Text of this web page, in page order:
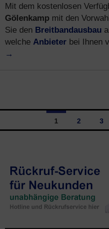
Mit dem kostenlosen
Gölenkamp mit den
Sie den Breitbandausbau
welche Anbieter bei Ihnen
→
Beitragsnavigation
1 2 3